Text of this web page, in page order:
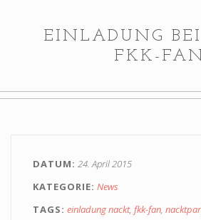
Mitglied werden
EINLADUNG
FKK-FAN
DATUM 24. April 2015
KATEGORIE News
TAGS einladung nackt, fkk-fan,